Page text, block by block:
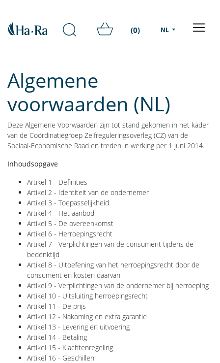
(0) NL
Algemene
voorwaarden (NL)
Deze Algemene Voorwaarden zijn tot stand gekomen in het kader
van de Coördinatiegroep Zelfreguleringsoverleg (CZ) van de
Sociaal-Economische Raad en treden in werking per 1 juni 2014.
Inhoudsopgave
Artikel 1 - Definities
Artikel 2 - Identiteit van de ondernemer
Artikel 3 - Toepasselijkheid
Artikel 4 - Het aanbod
Artikel 5 - De overeenkomst
Artikel 6 - Herroepingsrecht
Artikel 7 - Verplichtingen van de consument tijdens de
bedenktijd
Artikel 8 - Uitoefening van het herroepingsrecht door de
consument en kosten daarvan
Artikel 9 - Verplichtingen van de ondernemer bij herroeping
Artikel 10 - Uitsluiting herroepingsrecht
Artikel 11 - De prijs
Artikel 12 - Nakoming en extra garantie
Artikel 13 - Levering en uitvoering
Artikel 14 - Betaling
Artikel 15 - Klachtenregeling
Artikel 16 - Geschillen